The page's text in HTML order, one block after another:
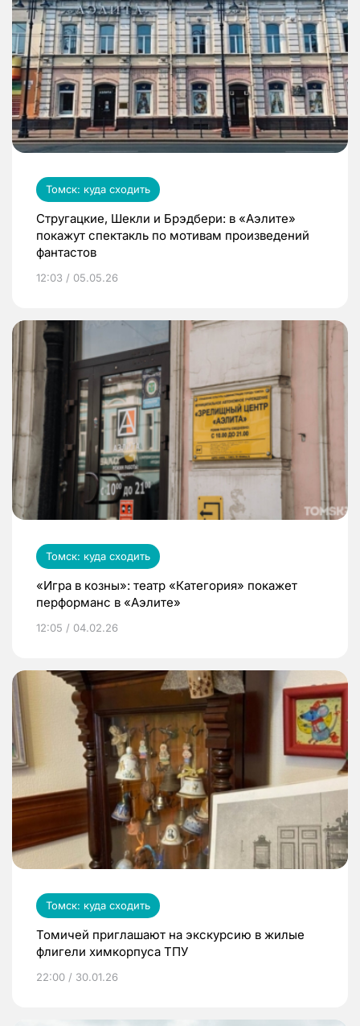
Томск: куда сходить
Стругацкие, Шекли и Брэдбери: в «Аэлите»
покажут спектакль по мотивам произведений
фантастов
12:03 / 05.05.26
Томск: куда сходить
«Игра в козны»: театр «Категория» покажет
перформанс в «Аэлите»
12:05 / 04.02.26
Томск: куда сходить
Томичей приглашают на экскурсию в жилые
флигели химкорпуса ТПУ
22:00 / 30.01.26